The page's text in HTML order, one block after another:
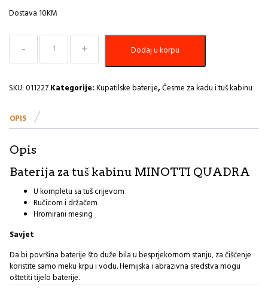
Dostava 10KM
Baterija
tuš
MINOTTI
1113
količina
Dodaj u korpu
SKU:011227Kategorije:Kupatilske baterije,Česme za kadu i tuš kabinu
OPIS
Opis
Baterija za tuš kabinu MINOTTI QUADRA
U kompletu sa tuš crijevom
Ručicom i držačem
Hromirani mesing
Savjet
Da bi površina baterije što duže bila u besprjekornom stanju, za čišćenje
koristite samo meku krpu i vodu. Hemijska i abrazivna sredstva mogu
oštetiti tijelo baterije.